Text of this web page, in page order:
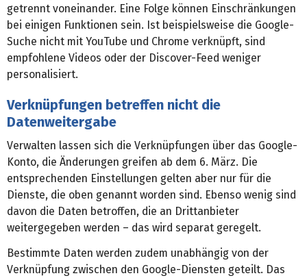
getrennt voneinander. Eine Folge können Einschränkungen
bei einigen Funktionen sein. Ist beispielsweise die Google-
Suche nicht mit YouTube und Chrome verknüpft, sind
empfohlene Videos oder der Discover-Feed weniger
personalisiert.
Verknüpfungen betreffen nicht die
Datenweitergabe
Verwalten lassen sich die Verknüpfungen über das Google-
Konto, die Änderungen greifen ab dem 6. März. Die
entsprechenden Einstellungen gelten aber nur für die
Dienste, die oben genannt worden sind. Ebenso wenig sind
davon die Daten betroffen, die an Drittanbieter
weitergegeben werden – das wird separat geregelt.
Bestimmte Daten werden zudem unabhängig von der
Verknüpfung zwischen den Google-Diensten geteilt. Das